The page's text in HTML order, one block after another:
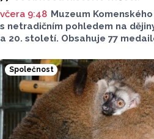
včera 9:48 Muzeum
s netradičním pohledem na
a 20. století. Obsahuje 77
jsou doplněny dobovými
Šárky Krákorové Pajůrkové
pátrání po jejich osudech.
letošního 770. výročí povýšení
sdělila ČTK mluvčí radnice
Společnost